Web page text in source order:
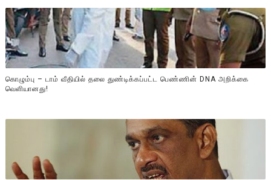
கொழும்பு – டாம் வீதியில் தலை துண்டிக்கப்பட்ட பெண்ணின் DNA அறிக்கை
வௌியானது!